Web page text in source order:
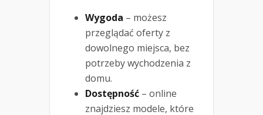
Wygoda – możesz
przeglądać oferty z
dowolnego miejsca, bez
potrzeby wychodzenia z
domu.
Dostępność – online
znajdziesz modele, które